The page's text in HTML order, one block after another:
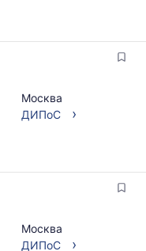
Москва
ДИПоС
›
Москва
ДИПоС
›